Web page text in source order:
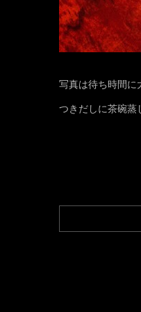
写真は待ち時間に
つきだしに茶碗蒸